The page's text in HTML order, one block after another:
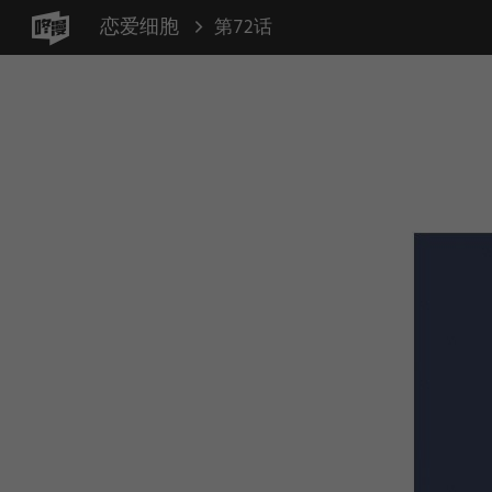
恋爱细胞 第72话